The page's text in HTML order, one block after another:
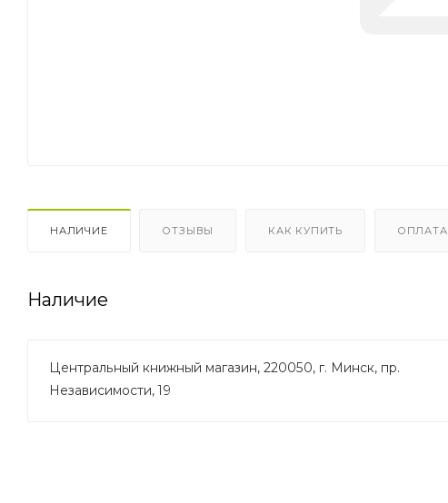
НАЛИЧИЕ ОТЗЫВЫ КАК КУПИТЬ ОПЛАТА
Наличие
Центральный книжный магазин, 220050, г. Минск, пр.
Независимости, 19